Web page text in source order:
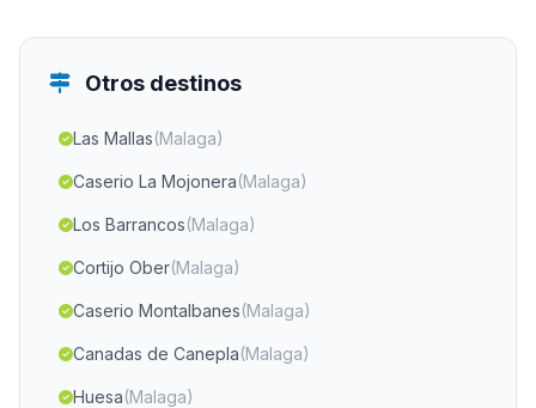
Otros destinos
Las Mallas(Malaga)
Caserio La Mojonera(Malaga)
Los Barrancos(Malaga)
Cortijo Ober(Malaga)
Caserio Montalbanes(Malaga)
Canadas de Canepla(Malaga)
Huesa(Malaga)